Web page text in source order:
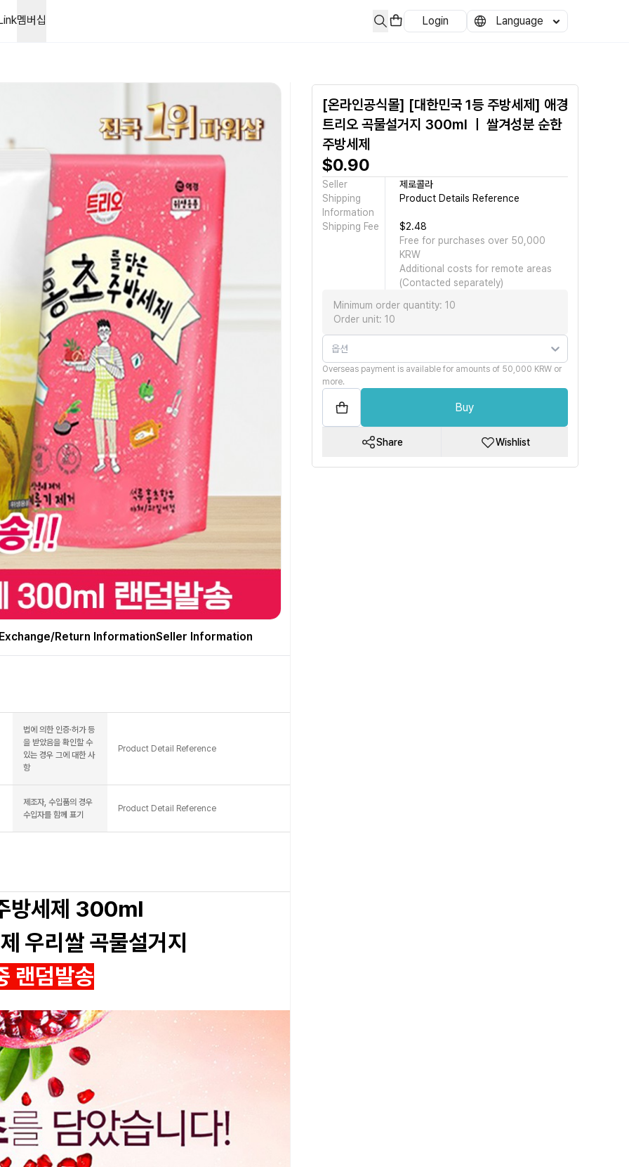
지중 랜덤발송
멤버십 Login Language
Return InformationSeller Information
법에 의한 인증·허가 등
을 받았음을 확인할 수
있는 경우 그에 대한 사
항
Product Detail Reference
제조자, 수입품의 경우
수입자를 함께 표기
Product Detail Reference
방세제 300ml
우리쌀 곡물설거지
랜덤발송
[온라인공식몰] [대한민국 1등 주방세제] 애경
트리오 곡물설거지 300ml ㅣ 쌀겨성분 순한
주방세제
$0.90
Seller
제로콜라
Shipping
Information
Product Details Reference
Shipping Fee
$2.48
Free for purchases over 50,000
KRW
Additional costs for remote areas
(Contacted separately)
Minimum order quantity: 10
Order unit: 10
옵션
Overseas payment is available for amounts of 50,000 KRW or
more.
Buy
Share Wishlist